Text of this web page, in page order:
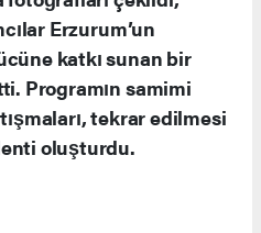
Erzurum’un
katkı sunan bir
Programın samimi
tekrar edilmesi
oluşturdu.